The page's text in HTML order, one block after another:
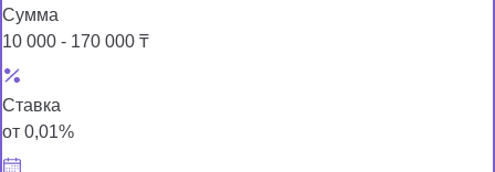
Сумма
10 000 - 170 000 ₸
Ставка
от 0,01%